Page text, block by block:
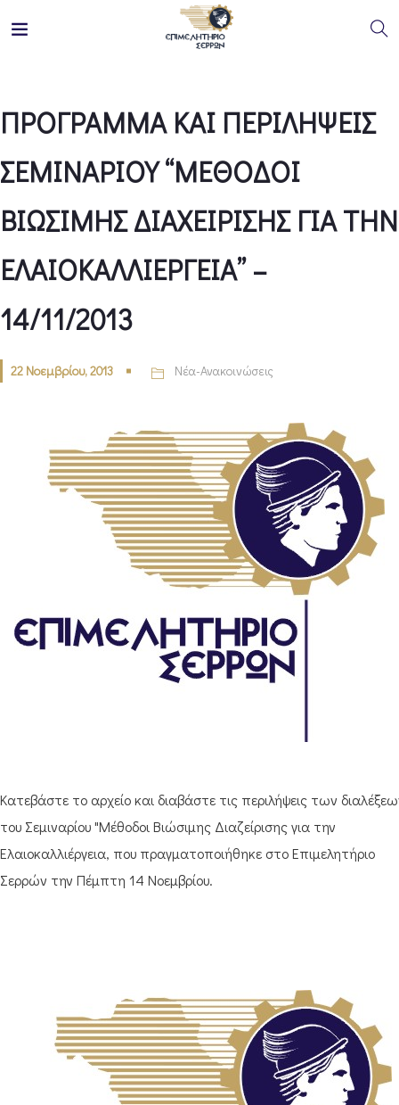
ΠΡΟΓΡΑΜΜΑ ΚΑΙ ΠΕΡΙΛΗΨΕΙΣ
ΣΕΜΙΝΑΡΙΟΥ “ΜΕΘΟΔΟΙ
ΒΙΩΣΙΜΗΣ ΔΙΑΧΕΙΡΙΣΗΣ ΓΙΑ ΤΗΝ
ΕΛΑΙΟΚΑΛΛΙΕΡΓΕΙΑ” –
14/11/2013
22 Νοεμβρίου, 2013 Νέα-Ανακοινώσεις
Κατεβάστε το αρχείο και διαβάστε τις περιλήψεις των
του Σεμιναρίου "Μέθοδοι Βιώσιμης Διαζείρισης για την
Ελαιοκαλλιέργεια, που πραγματοποιήθηκε στο Επιμελητήριο
Σερρών την Πέμπτη 14 Νοεμβρίου.